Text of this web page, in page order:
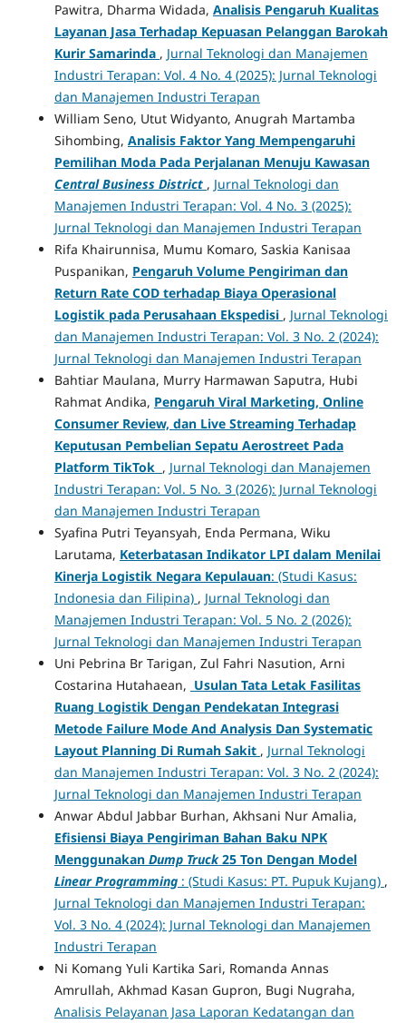
Pawitra, Dharma Widada, Analisis Pengaruh Kualitas
Layanan Jasa Terhadap Kepuasan Pelanggan Barokah
Kurir Samarinda , Jurnal Teknologi dan Manajemen
Industri Terapan: Vol. 4 No. 4 (2025): Jurnal Teknologi
dan Manajemen Industri Terapan
William Seno, Utut Widyanto, Anugrah Martamba
Sihombing, Analisis Faktor Yang Mempengaruhi
Pemilihan Moda Pada Perjalanan Menuju Kawasan
Central Business District , Jurnal Teknologi dan
Manajemen Industri Terapan: Vol. 4 No. 3 (2025):
Jurnal Teknologi dan Manajemen Industri Terapan
Rifa Khairunnisa, Mumu Komaro, Saskia Kanisaa
Puspanikan, Pengaruh Volume Pengiriman dan
Return Rate COD terhadap Biaya Operasional
Logistik pada Perusahaan Ekspedisi , Jurnal Teknologi
dan Manajemen Industri Terapan: Vol. 3 No. 2 (2024):
Jurnal Teknologi dan Manajemen Industri Terapan
Bahtiar Maulana, Murry Harmawan Saputra, Hubi
Rahmat Andika, Pengaruh Viral Marketing, Online
Consumer Review, dan Live Streaming Terhadap
Keputusan Pembelian Sepatu Aerostreet Pada
Platform TikTok , Jurnal Teknologi dan Manajemen
Industri Terapan: Vol. 5 No. 3 (2026): Jurnal Teknologi
dan Manajemen Industri Terapan
Syafina Putri Teyansyah, Enda Permana, Wiku
Larutama, Keterbatasan Indikator LPI dalam Menilai
Kinerja Logistik Negara Kepulauan: (Studi Kasus:
Indonesia dan Filipina) , Jurnal Teknologi dan
Manajemen Industri Terapan: Vol. 5 No. 2 (2026):
Jurnal Teknologi dan Manajemen Industri Terapan
Uni Pebrina Br Tarigan, Zul Fahri Nasution, Arni
Costarina Hutahaean, Usulan Tata Letak Fasilitas
Ruang Logistik Dengan Pendekatan Integrasi
Metode Failure Mode And Analysis Dan Systematic
Layout Planning Di Rumah Sakit , Jurnal Teknologi
dan Manajemen Industri Terapan: Vol. 3 No. 2 (2024):
Jurnal Teknologi dan Manajemen Industri Terapan
Anwar Abdul Jabbar Burhan, Akhsani Nur Amalia,
Efisiensi Biaya Pengiriman Bahan Baku NPK
Menggunakan Dump Truck25 Ton Dengan Model
Linear Programming : (Studi Kasus: PT. Pupuk Kujang) ,
Jurnal Teknologi dan Manajemen Industri Terapan:
Vol. 3 No. 4 (2024): Jurnal Teknologi dan Manajemen
Industri Terapan
Ni Komang Yuli Kartika Sari, Romanda Annas
Amrullah, Akhmad Kasan Gupron, Bugi Nugraha,
Analisis Pelayanan Jasa Laporan Kedatangan dan